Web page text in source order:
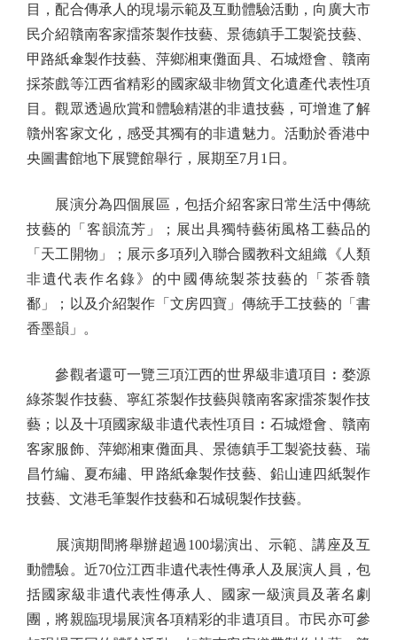
目，配合傳承人的現場示範及互動體驗活動，向廣大市
民介紹贛南客家擂茶製作技藝、景德鎮手工製瓷技藝、
甲路紙傘製作技藝、萍鄉湘東儺面具、石城燈會、贛南
採茶戲等江西省精彩的國家級非物質文化遺產代表性項
目。觀眾透過欣賞和體驗精湛的非遺技藝，可增進了解
贛州客家文化，感受其獨有的非遺魅力。活動於香港中
央圖書館地下展覽館舉行，展期至7月1日。
展演分為四個展區，包括介紹客家日常生活中傳統
技藝的「客韻流芳」；展出具獨特藝術風格工藝品的
「天工開物」；展示多項列入聯合國教科文組織《人類
非遺代表作名錄》的中國傳統製茶技藝的「茶香贛
鄱」；以及介紹製作「文房四寶」傳統手工技藝的「書
香墨韻」。
參觀者還可一覽三項江西的世界級非遺項目︰婺源
綠茶製作技藝、寧紅茶製作技藝與贛南客家擂茶製作技
藝；以及十項國家級非遺代表性項目︰石城燈會、贛南
客家服飾、萍鄉湘東儺面具、景德鎮手工製瓷技藝、瑞
昌竹編、夏布繡、甲路紙傘製作技藝、鉛山連四紙製作
技藝、文港毛筆製作技藝和石城硯製作技藝。
展演期間將舉辦超過100場演出、示範、講座及互
動體驗。近70位江西非遺代表性傳承人及展演人員，包
括國家級非遺代表性傳承人、國家一級演員及著名劇
團，將親臨現場展演各項精彩的非遺項目。市民亦可參